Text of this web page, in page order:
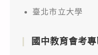
臺北市立大學
國中教育會考專